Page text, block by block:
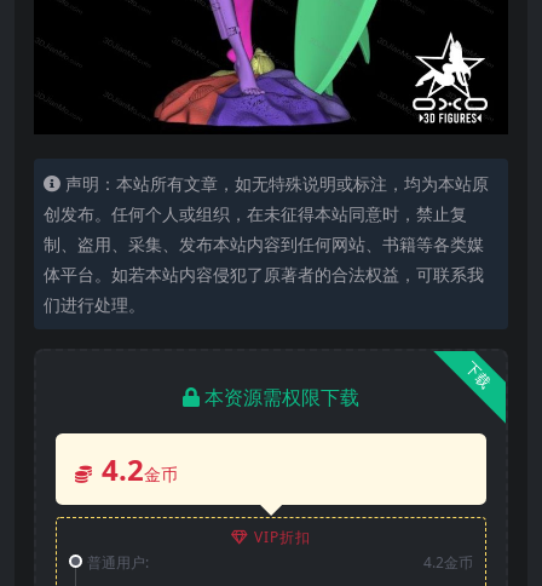
声明：本站所有文章，如无特殊说明或标注，均为本站原
创发布。任何个人或组织，在未征得本站同意时，禁止复
制、盗用、采集、发布本站内容到任何网站、书籍等各类媒
体平台。如若本站内容侵犯了原著者的合法权益，可联系我
们进行处理。
下载
本资源需权限下载
4.2金币
VIP折扣
普通用户:
4.2金币